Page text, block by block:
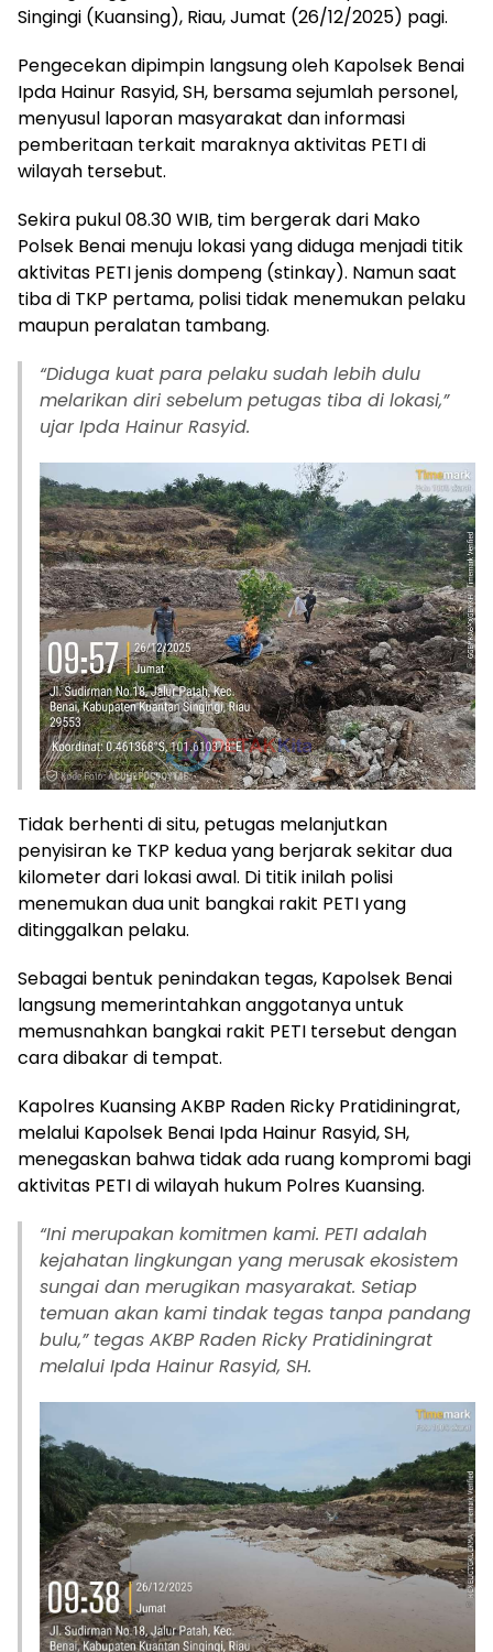
Singingi (Kuansing), Riau, Jumat (26/12/2025) pagi.
Pengecekan dipimpin langsung oleh Kapolsek Benai
Ipda Hainur Rasyid, SH, bersama sejumlah personel,
menyusul laporan masyarakat dan informasi
pemberitaan terkait maraknya aktivitas PETI di
wilayah tersebut.
Sekira pukul 08.30 WIB, tim bergerak dari Mako
Polsek Benai menuju lokasi yang diduga menjadi titik
aktivitas PETI jenis dompeng (stinkay). Namun saat
tiba di TKP pertama, polisi tidak menemukan pelaku
maupun peralatan tambang.
“Diduga kuat para pelaku sudah lebih dulu
melarikan diri sebelum petugas tiba di lokasi,”
ujar Ipda Hainur Rasyid.
Tidak berhenti di situ, petugas melanjutkan
penyisiran ke TKP kedua yang berjarak sekitar dua
kilometer dari lokasi awal. Di titik inilah polisi
menemukan dua unit bangkai rakit PETI yang
ditinggalkan pelaku.
Sebagai bentuk penindakan tegas, Kapolsek Benai
langsung memerintahkan anggotanya untuk
memusnahkan bangkai rakit PETI tersebut dengan
cara dibakar di tempat.
Kapolres Kuansing AKBP Raden Ricky Pratidiningrat,
melalui Kapolsek Benai Ipda Hainur Rasyid, SH,
menegaskan bahwa tidak ada ruang kompromi bagi
aktivitas PETI di wilayah hukum Polres Kuansing.
“Ini merupakan komitmen kami. PETI adalah
kejahatan lingkungan yang merusak ekosistem
sungai dan merugikan masyarakat. Setiap
temuan akan kami tindak tegas tanpa pandang
bulu,” tegas AKBP Raden Ricky Pratidiningrat
melalui Ipda Hainur Rasyid, SH.